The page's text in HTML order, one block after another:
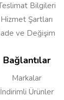
Bilgileri
Hizmet Şartları
ve Değişim
Bağlantılar
Markalar
İndirimli Ürünler